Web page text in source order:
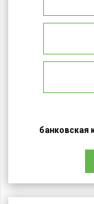
банковская